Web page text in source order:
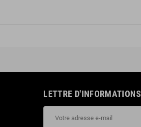
LETTRE D'INFORMATIONS